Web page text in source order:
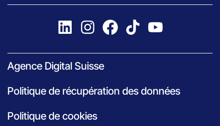
Agence Digital Suisse
Politique de récupération des données
Politique de cookies